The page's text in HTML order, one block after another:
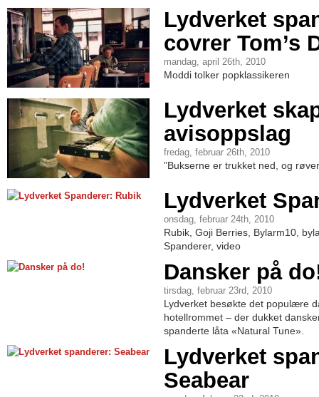
Lydverket
covrer Tom’s
mandag, april 26th, 2010
Moddi tolker popklassikeren
Lydverket
avisoppslag
fredag, februar 26th, 2010
”Bukserne er trukket ned, og
Lydverket
onsdag, februar 24th, 2010
Rubik, Goji Berries, Bylarm10,
Spanderer, video
Dansker på
tirsdag, februar 23rd, 2010
Lydverket besøkte det populære
hotellrommet – der dukket
spanderte låta «Natural Tune».
Lydverket
Seabear